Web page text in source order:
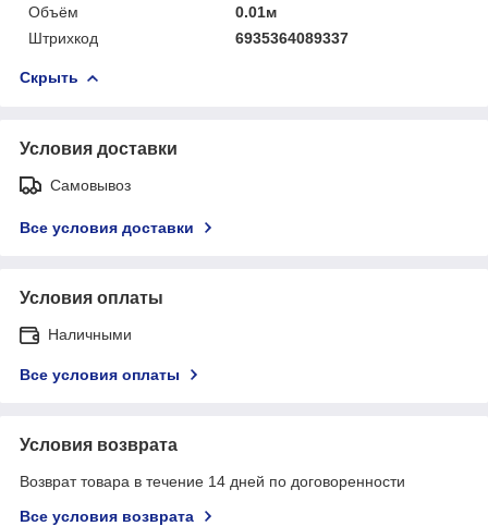
Объём
0.01м
Штрихкод
6935364089337
Скрыть
Условия доставки
Самовывоз
Все условия доставки
Условия оплаты
Наличными
Все условия оплаты
Условия возврата
Возврат товара в течение 14 дней по договоренности
Все условия возврата